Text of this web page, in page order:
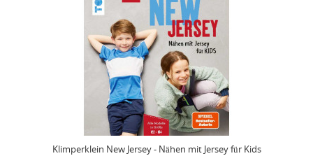
Klimperklein New Jersey - Nähen mit Jersey für Kids